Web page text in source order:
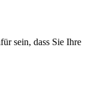
sein, dass Sie Ihre